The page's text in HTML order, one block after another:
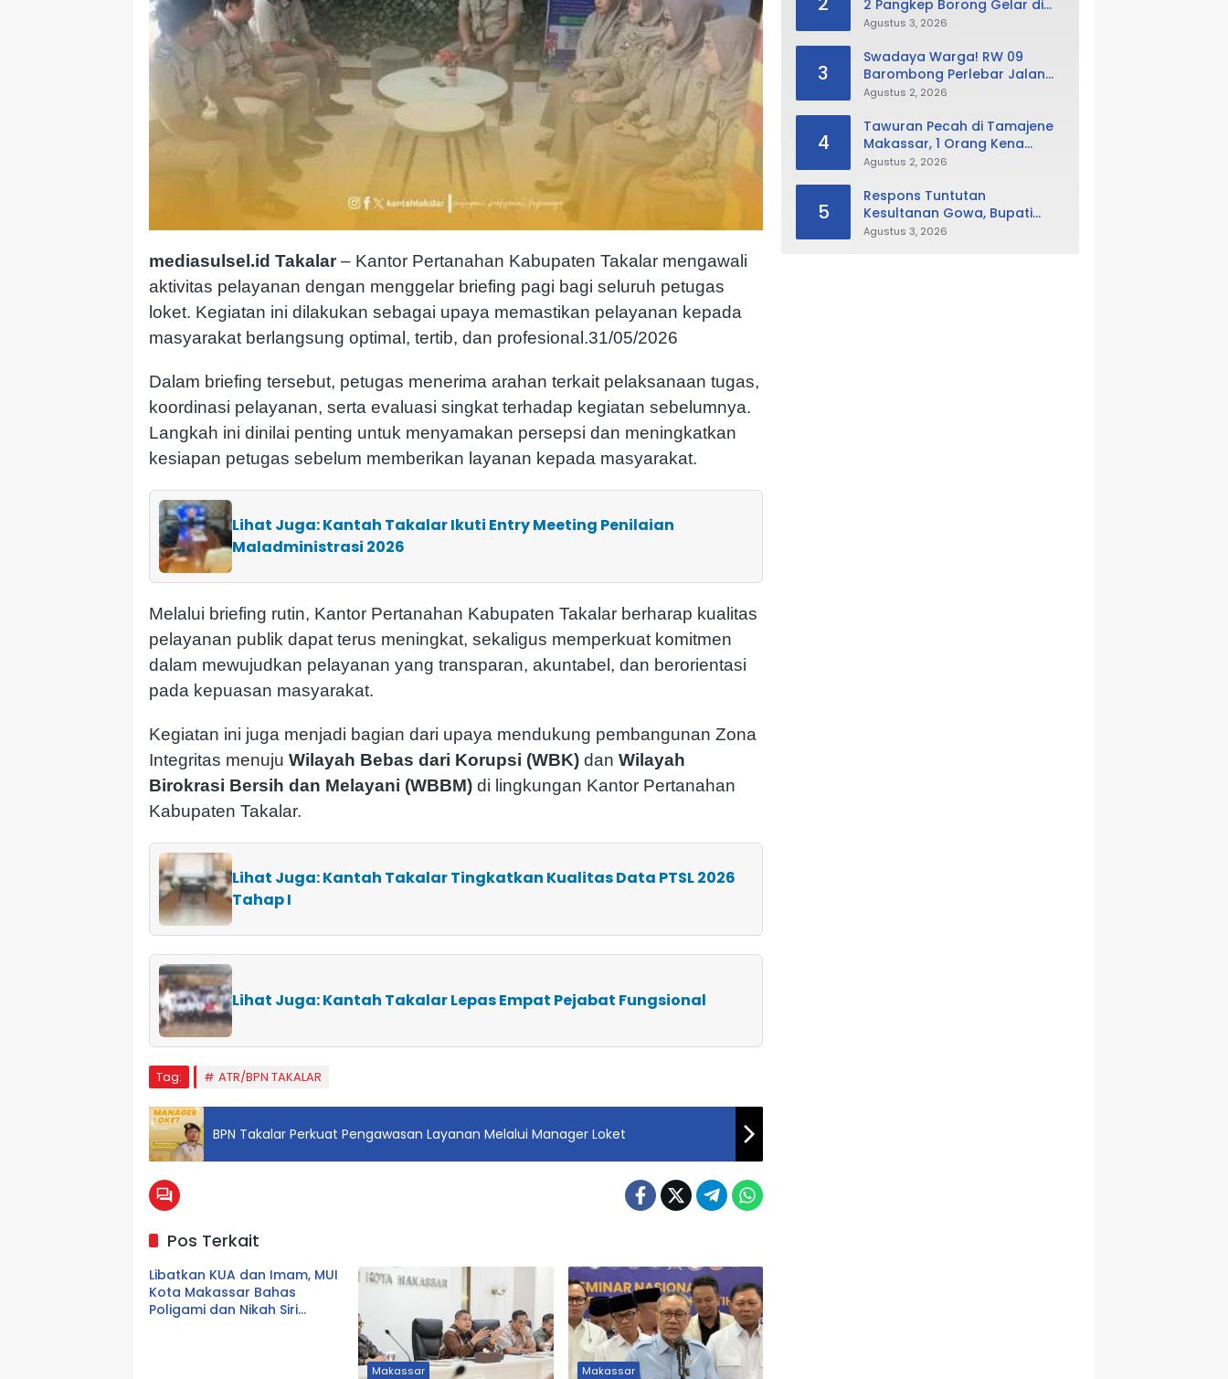
mediasulsel.id Takalar– Kantor Pertanahan Kabupaten Takalar mengawali
aktivitas pelayanan dengan menggelar briefing pagi bagi seluruh petugas
loket. Kegiatan ini dilakukan sebagai upaya memastikan pelayanan kepada
masyarakat berlangsung optimal, tertib, dan profesional.31/05/2026
Dalam briefing tersebut, petugas menerima arahan terkait pelaksanaan tugas,
koordinasi pelayanan, serta evaluasi singkat terhadap kegiatan sebelumnya.
Langkah ini dinilai penting untuk menyamakan persepsi dan meningkatkan
kesiapan petugas sebelum memberikan layanan kepada masyarakat.
Lihat Juga: Kantah Takalar Ikuti Entry Meeting Penilaian
Maladministrasi 2026
Melalui briefing rutin, Kantor Pertanahan Kabupaten Takalar berharap kualitas
pelayanan publik dapat terus meningkat, sekaligus memperkuat komitmen
dalam mewujudkan pelayanan yang transparan, akuntabel, dan berorientasi
pada kepuasan masyarakat.
Kegiatan ini juga menjadi bagian dari upaya mendukung pembangunan Zona
Integritas menuju Wilayah Bebas dari Korupsi (WBK) dan Wilayah
Birokrasi Bersih dan Melayani (WBBM) di lingkungan Kantor Pertanahan
Kabupaten Takalar.
Lihat Juga: Kantah Takalar Tingkatkan Kualitas Data PTSL 2026
Tahap I
Lihat Juga: Kantah Takalar Lepas Empat Pejabat Fungsional
Tag: ATR/BPN TAKALAR
BPN Takalar Perkuat Pengawasan Layanan Melalui Manager Loket
Pos Terkait
Libatkan KUA dan Imam, MUI
Kota Makassar Bahas
Poligami dan Nikah Siri
Makassar Makassar
2 Pangkep Borong Gelar di
Putra Putri Pangkep 2026,
dan Fotogenik
Agustus 3, 2026
3
Swadaya Warga! RW 09
Barombong Perlebar Jalan
Lingkungan, Minta Pemkot Tak
Agustus 2, 2026
4
Tawuran Pecah di Tamajene
Makassar, 1 Orang Kena
Busur dan Motor Dibakar
Agustus 2, 2026
5
Respons Tuntutan
Kesultanan Gowa, Bupati
Husniah Buka Peluang
Agustus 3, 2026